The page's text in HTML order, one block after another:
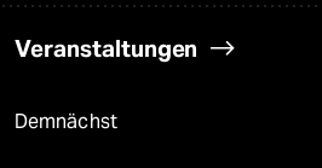
Veranstaltungen
Demnächst